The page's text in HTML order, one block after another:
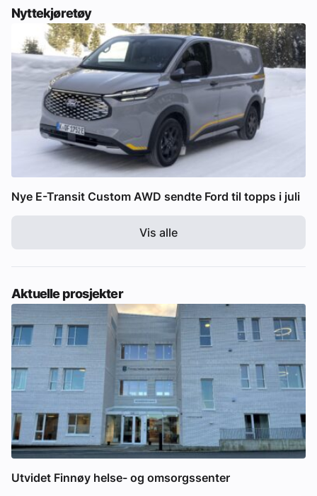
Nyttekjøretøy
Nye E-Transit Custom AWD sendte Ford til topps i juli
Vis alle
Aktuelle prosjekter
Utvidet Finnøy helse- og omsorgssenter